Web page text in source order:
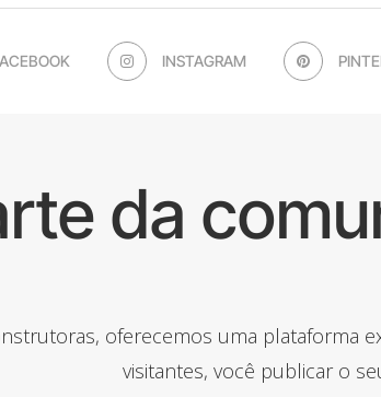
INSTAGRAM
da
oferecemos uma plataforma
visitantes, você publicar o